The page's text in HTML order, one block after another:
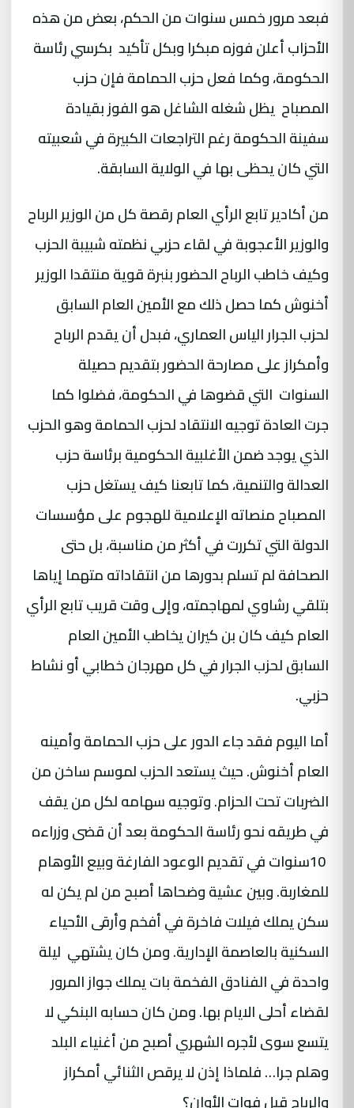
فبعد مرور خمس سنوات من الحكم، بعض من هذه
الأحزاب أعلن فوزه مبكرا وبكل تأكيد بكرسي رئاسة
الحكومة، وكما فعل حزب الحمامة فإن حزب
المصباح يظل شغله الشاغل هو الفوز بقيادة
سفينة الحكومة رغم التراجعات الكبيرة في شعبيته
التي كان يحظى بها في الولاية السابقة.
من أكادير تابع الرأي العام رقصة كل من الوزير الرباح
والوزيرالأعجوبة في لقاء حزبي نظمته شبيبة الحزب
وكيف خاطب الرباح الحضور بنبرة قوية منتقدا الوزير
أخنوش كما حصل ذلك مع الأمين العام السابق
لحزب الجرار الياس العماري، فبدل أن يقدم الرباح
وأمكراز على مصارحة الحضور بتقديم حصيلة
السنوات التي قضوها في الحكومة، فضلوا كما
جرت العادة توجيه الانتقاد لحزب الحمامة وهو الحزب
الذي يوجد ضمن الأغلبية الحكومية برئاسة حزب
العدالة والتنمية، كما تابعنا كيف يستغل حزب
المصباح منصاته الإعلامية للهجوم على مؤسسات
الدولة التي تكررت في أكثر من مناسبة، بل حتى
الصحافة لم تسلم بدورها من انتقاداته متهما إياها
بتلقي رشاوي لمهاجمته، وإلى وقت قريب تابع الرأي
العام كيف كان بن كيران يخاطب الأمين العام
السابق لحزب الجرار في كل مهرجان خطابي أو نشاط
حزبي.
أما اليوم فقد جاء الدور على حزب الحمامة وأمينه
العام أخنوش. حيث يستعد الحزب لموسم ساخن من
الضربات تحت الحزام. وتوجيه سهامه لكل من يقف
في طريقه نحو رئاسة الحكومة بعد أن قضى وزراءه
10سنوات في تقديم الوعود الفارغة وبيع الأوهام
للمغاربة. وبين عشية وضحاها أصبح من لم يكن له
سكن يملك فيلات فاخرة في أفخم وأرقى الأحياء
السكنية بالعاصمة الإدارية. ومن كان يشتهي ليلة
واحدة في الفنادق الفخمة بات يملك جواز المرور
لقضاء أحلى الايام بها. ومن كان حسابه البنكي لا
يتسع سوى لأجره الشهري أصبح من أغنياء البلد
وهلم جرا… فلماذا إذن لا يرقص الثنائي أمكراز
والرباح قبل فوات الأوان؟